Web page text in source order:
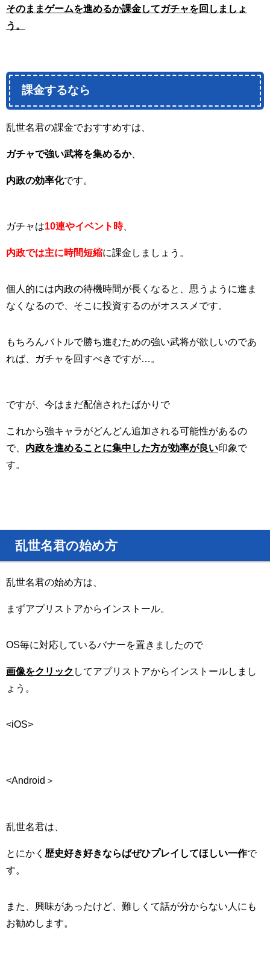
そのままゲームを進めるか課金してガチャを回しましょ
う。
課金するなら
乱世名君の課金でおすすめすは、
ガチャで強い武将を集めるか、
内政の効率化です。
ガチャは10連やイベント時、
内政では主に時間短縮に課金しましょう。
個人的には内政の待機時間が長くなると、思うように進ま
なくなるので、そこに投資するのがオススメです。
もちろんバトルで勝ち進むための強い武将が欲しいのであ
れば、ガチャを回すべきですが…。
ですが、今はまだ配信されたばかりで
これから強キャラがどんどん追加される可能性があるの
で、 内政を進めることに集中した方が効率が良い印象で
す。
乱世名君の始め方
乱世名君の始め方は、
まずアプリストアからインストール。
OS毎に対応しているバナーを置きましたので
画像をクリック してアプリストアからインストールしまし
ょう。
<iOS>
<Android＞
乱世名君は、
とにかく 歴史好き好きならばぜひプレイしてほしい一作で
す。
また、興味があったけど、難しくて話が分からない人にも
お勧めします。